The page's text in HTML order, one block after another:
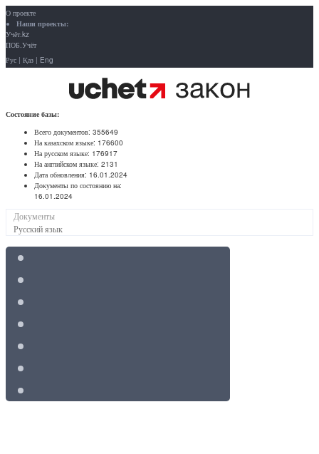
О проекте
Наши проекты:
Учёт.kz
ПОБ.Учёт
Рус | Қаз | Eng
Состояние базы:
Всего документов: 355649
На казахском языке: 176600
На русском языке: 176917
На английском языке: 2131
Дата обновления: 16.01.2024
Документы по состоянию на:
16.01.2024
Документы
Русский язык